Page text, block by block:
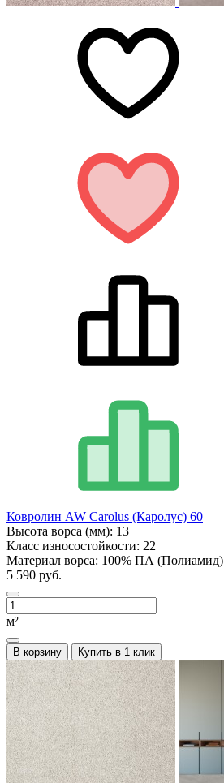
Ковролин AW Carolus (Каролус) 60
Высота ворса (мм): 13
Класс износостойкости: 22
Материал ворса: 100% ПА (Полиамид)
5 590 руб.
м²
В корзину Купить в 1 клик